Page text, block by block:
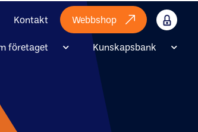
Kontakt Webbshop
företaget Kunskapsbank